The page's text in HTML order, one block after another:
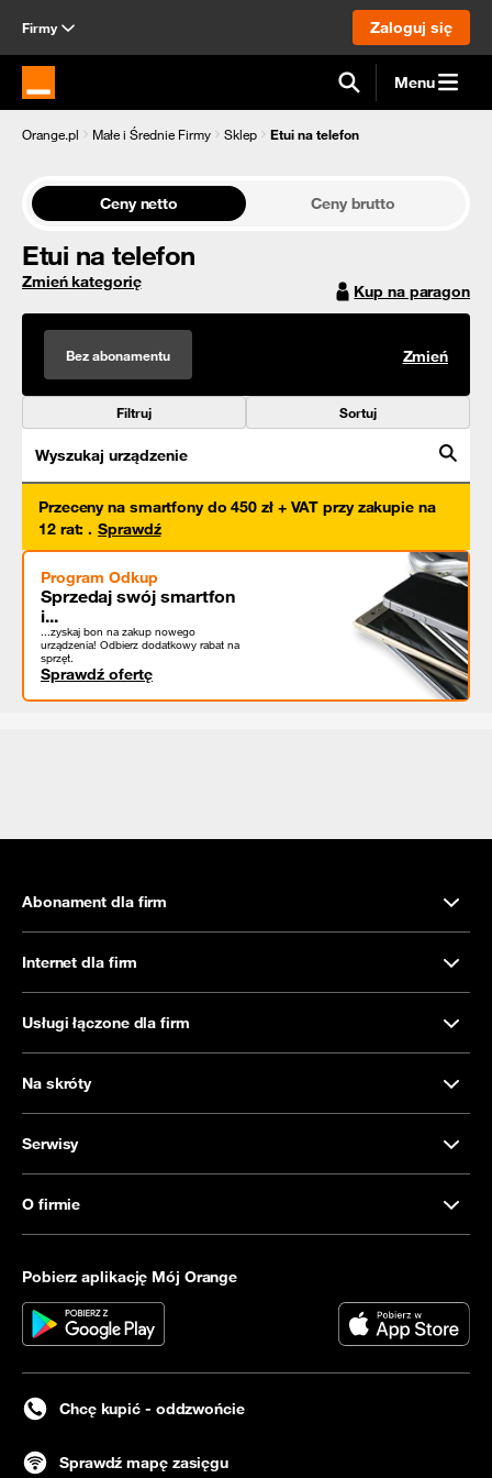
Firmy Zaloguj się
Strona główna Orange.pl Menu
Orange.pl Małe i Średnie Firmy Sklep Etui na telefon
Ceny netto Ceny brutto
Etui na telefon
Zmień kategorię Kup na paragon
Bez abonamentu Zmień
Filtruj Sortuj
Wyszukaj urządzenie
Przeceny na smartfony do 450 zł + VAT przy zakupie na
12 rat: . Sprawdź
Program Odkup
Sprzedaj swój smartfon
i...
...zyskaj bon na zakup nowego
urządzenia! Odbierz dodatkowy rabat na
sprzęt.
Sprawdź ofertę
Abonament dla firm
Internet dla firm
Usługi łączone dla firm
Na skróty
Serwisy
O firmie
Pobierz aplikację Mój Orange
Chcę kupić - oddzwońcie
Sprawdź mapę zasięgu